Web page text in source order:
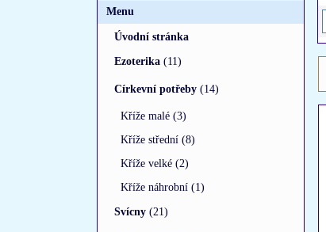
Menu
Úvodní stránka
Ezoterika (11)
Církevní potřeby (14)
Kříže malé (3)
Kříže střední (8)
Kříže velké (2)
Kříže náhrobní (1)
Svícny (21)